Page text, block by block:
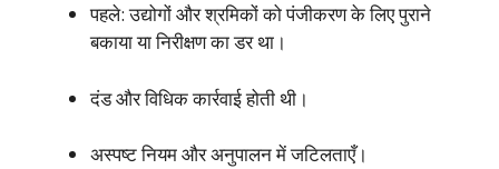
पहले: उद्योगों और श्रमिकों को पंजीकरण के लिए पुराने
बकाया या निरीक्षण का डर था।
दंड और विधिक कार्रवाई होती थी।
अस्पष्ट नियम और अनुपालन में जटिलताएँ।